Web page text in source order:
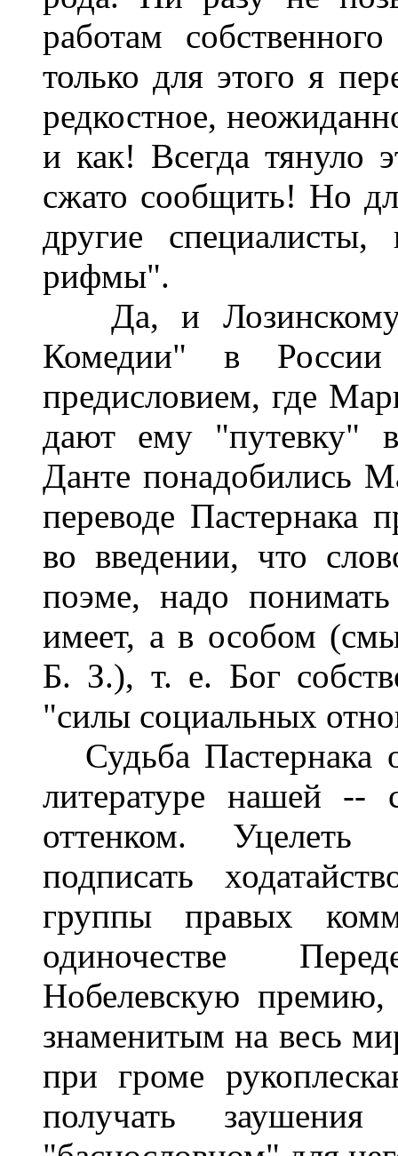
работам
только для этого я
редкостное,
и как! Всегда тянуло
сжато сообщить! Но
другие
рифмы".
Да, и Лозинскому,
Комедии" в России
предисловием, где
дают ему "путевку" в
Данте понадобились
переводе Пастернака
во введении, что
поэме, надо
имеет, а в особом
Б. З.), т. е. Бог
"силы социальных
Судьба Пастернака
литературе нашей --
оттенком. Уцелеть
подписать
группы правых
одиночестве
Нобелевскую премию,
знаменитым на весь
при громе
получать